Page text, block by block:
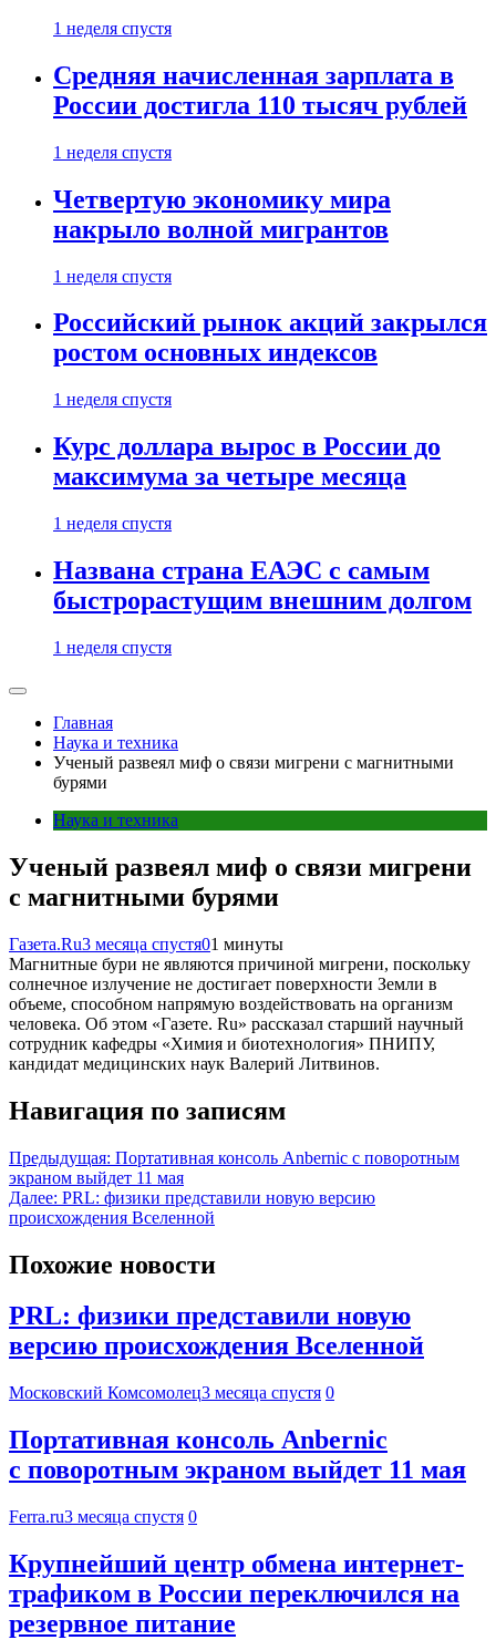
1 неделя спустя
Средняя начисленная зарплата в
России достигла 110 тысяч рублей
1 неделя спустя
Четвертую экономику мира
накрыло волной мигрантов
1 неделя спустя
Российский рынок акций закрылся
ростом основных индексов
1 неделя спустя
Курс доллара вырос в России до
максимума за четыре месяца
1 неделя спустя
Названа страна ЕАЭС с самым
быстрорастущим внешним долгом
1 неделя спустя
Главная
Наука и техника
Ученый развеял миф о связи мигрени с магнитными
бурями
Наука и техника
Ученый развеял миф о связи мигрени
с магнитными бурями
Газета.Ru3 месяца спустя01 минуты
Магнитные бури не являются причиной мигрени, поскольку
солнечное излучение не достигает поверхности Земли в
объеме, способном напрямую воздействовать на организм
человека. Об этом «Газете. Ru» рассказал старший научный
сотрудник кафедры «Химия и биотехнология» ПНИПУ,
кандидат медицинских наук Валерий Литвинов.
Навигация по записям
Предыдущая: Портативная консоль Anbernic с поворотным
экраном выйдет 11 мая
Далее: PRL: физики представили новую версию
происхождения Вселенной
Похожие новости
PRL: физики представили новую
версию происхождения Вселенной
Московский Комсомолец3 месяца спустя 0
Портативная консоль Anbernic
с поворотным экраном выйдет 11 мая
Ferra.ru3 месяца спустя 0
Крупнейший центр обмена интернет-
трафиком в России переключился на
резервное питание